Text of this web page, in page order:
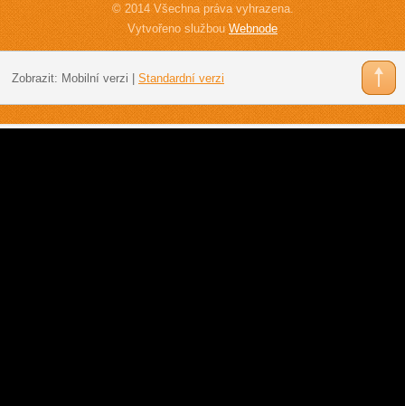
© 2014 Všechna práva vyhrazena.
Vytvořeno službouWebnode
Zobrazit: Mobilní verzi Standardní verzi